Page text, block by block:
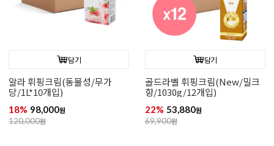
담기
알라 휘핑크림(동물성/무가
당/1L*10개입)
18% 98,000원
120,000원
담기
골드라벨 휘핑크림(New/밀크
향/1030g/12개입)
22% 53,880원
69,900원